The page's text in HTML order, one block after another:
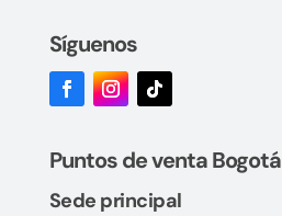
Síguenos
Puntos de venta Bogotá
Sede principal